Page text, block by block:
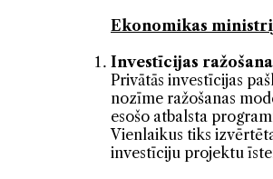
Ekonomikas
Investīcijas
Privātās investīcijas
nozīme ražošanas
esošo atbalsta
Vienlaikus tiks
investīciju projektu